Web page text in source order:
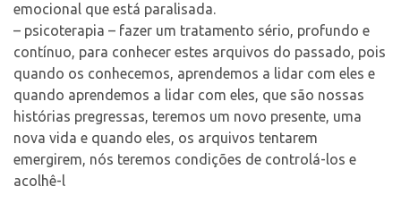
emocional que está paralisada.
– psicoterapia – fazer um tratamento sério, profundo e
contínuo, para conhecer estes arquivos do passado, pois
quando os conhecemos, aprendemos a lidar com eles e
quando aprendemos a lidar com eles, que são nossas
histórias pregressas, teremos um novo presente, uma
nova vida e quando eles, os arquivos tentarem
emergirem, nós teremos condições de controlá-los e
acolhê-l